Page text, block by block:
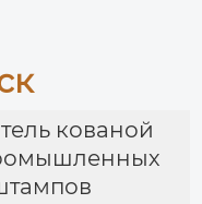
кованой